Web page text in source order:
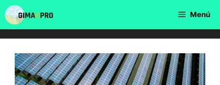
Saltar
al
contenido
Menú